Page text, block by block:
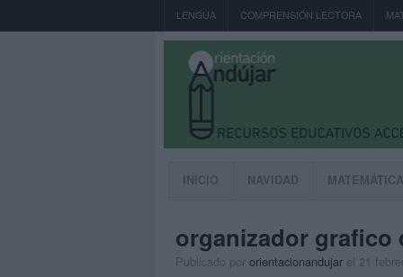
LENGUA COMPRENSIÓN LECTORA
INICIO NAVIDAD
organizador grafico
Publicado por orientacionandujar el 21